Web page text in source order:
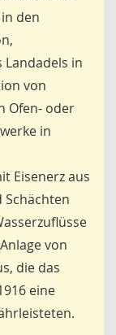
den
Landadels in
von
Ofen- oder
in
Eisenerz aus
Schächten
von
die das
eine